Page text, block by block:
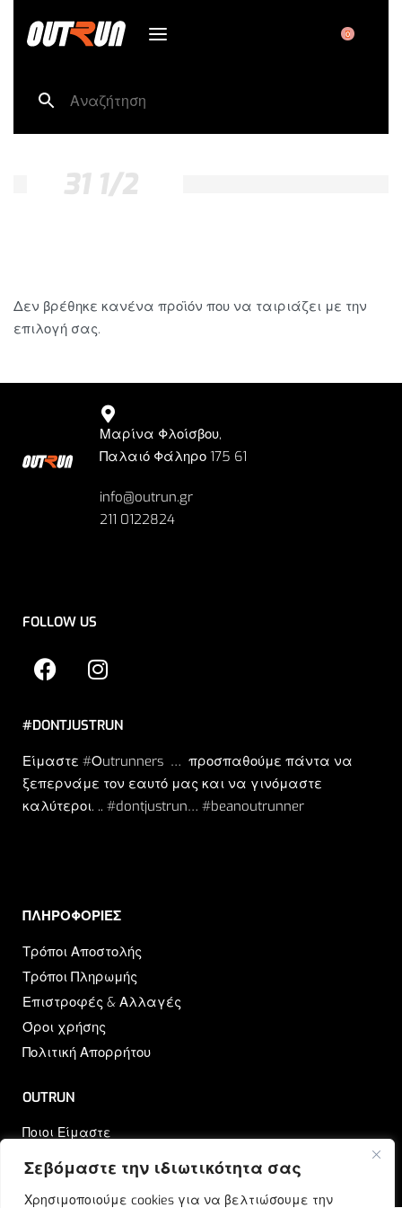
Σεβόμαστε την ιδιωτικότητα σας
Χρησιμοποιούμε cookies για να βελτιώσουμε την
0
31 1/2
Δεν βρέθηκε κανένα προϊόν που να ταιριάζει με την
επιλογή σας.
Μαρίνα Φλοίσβου,
Παλαιό Φάληρο 175 61
info@outrun.gr
211 0122824
FOLLOW US
#DONTJUSTRUN
Είμαστε #Οutrunners … προσπαθούμε πάντα να
ξεπερνάμε τον εαυτό μας και να γινόμαστε
καλύτεροι. .. #dontjustrun… #beanoutrunner
ΠΛΗΡΟΦΟΡΙΕΣ​
Τρόποι Αποστολής
Τρόποι Πληρωμής
Επιστροφές & Αλλαγές
Όροι χρήσης
Πολιτική Απορρήτου
OUTRUN
Ποιοι Είμαστε
Blog